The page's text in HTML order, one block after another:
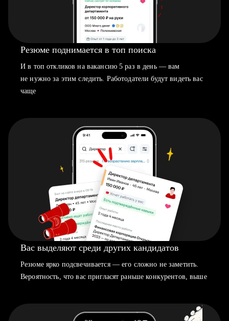
Резюме поднимается в топ поиска
И в топ откликов на вакансию 5 раз в день — вам
не нужно за этим следить. Работодатели будут видеть вас
чаще
Вас выделяют среди других кандидатов
Резюме ярко подсвечивается — его сложно не заметить.
Вероятность, что вас пригласят раньше конкурентов, выше